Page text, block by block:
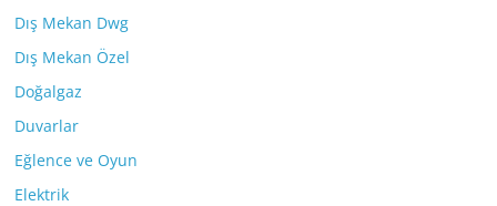
Dış Mekan Dwg
Dış Mekan Özel
Doğalgaz
Duvarlar
Eğlence ve Oyun
Elektrik